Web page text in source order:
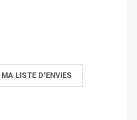
LISTE D'ENVIES